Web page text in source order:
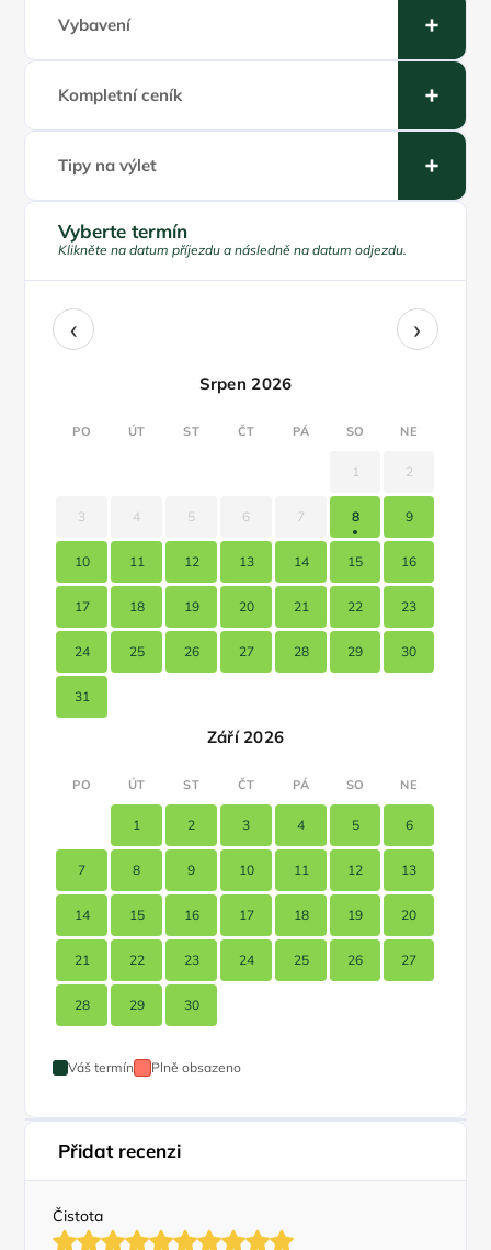
Vybavení
Kompletní ceník
Tipy na výlet
Vyberte termín
Klikněte na datum příjezdu a následně na datum odjezdu.
‹ ›
Srpen 2026
PO ÚT ST ČT PÁ SO NE
1 2
3 4 5 6 7 8 9
10 11 12 13 14 15 16
17 18 19 20 21 22 23
24 25 26 27 28 29 30
31
Září 2026
PO ÚT ST ČT PÁ SO NE
1 2 3 4 5 6
7 8 9 10 11 12 13
14 15 16 17 18 19 20
21 22 23 24 25 26 27
28 29 30
Váš termín Plně obsazeno
Přidat recenzi
Čistota